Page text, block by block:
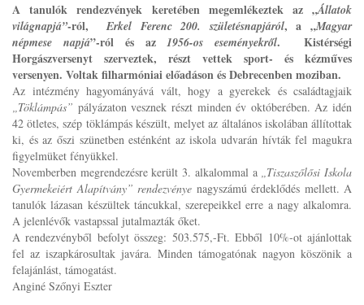
A tanulók rendezvények keretében megemlékeztek az „Állatok
világnapjá”-ról,Erkel Ferenc 200. születésnapjáról, a „Magyar
népmese napjá”-ról és az1956-os eseményekről. Kistérségi
Horgászversenyt szerveztek, részt vettek sport- és kézműves
versenyen. Voltak filharmóniai előadáson és Debrecenben moziban.
Az intézmény hagyományává vált, hogy a gyerekek és családtagjaik
„Töklámpás” pályázaton vesznek részt minden év októberében. Az idén
42 ötletes, szép töklámpás készült, melyet az általános iskolában állítottak
ki, és az őszi szünetben esténként az iskola udvarán hívták fel magukra
figyelmüket fényükkel.
Novemberben megrendezésre került 3. alkalommal a „Tiszaszőlősi Iskola
Gyermekeiért Alapítvány” rendezvénye nagyszámú érdeklődés mellett. A
tanulók lázasan készültek táncukkal, szerepeikkel erre a nagy alkalomra.
A jelenlévők vastapssal jutalmazták őket.
A rendezvényből befolyt összeg: 503.575,-Ft. Ebből 10%-ot ajánlottak
fel az iszapkárosultak javára. Minden támogatónak nagyon köszönik a
felajánlást, támogatást.
Anginé Szőnyi Eszter